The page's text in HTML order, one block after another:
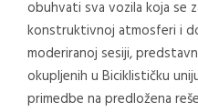
obuhvati sva vozila koja se
konstruktivnoj atmosferi i
moderiranoj sesiji,
okupljenih u Biciklističku
primedbe na predložena